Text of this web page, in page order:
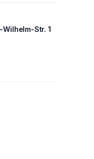
Str. 1